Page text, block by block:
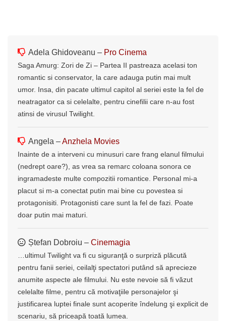
Adela Ghidoveanu – Pro Cinema
Saga Amurg: Zori de Zi – Partea II pastreaza acelasi ton
romantic si conservator, la care adauga putin mai mult
umor. Insa, din pacate ultimul capitol al seriei este la fel de
neatragator ca si celelalte, pentru cinefilii care n-au fost
atinsi de virusul Twilight.
Angela –Anzhela Movies
Inainte de a interveni cu minusuri care frang elanul filmului
(nedrept oare?), as vrea sa remarc coloana sonora ce
ingramadeste multe compozitii romantice. Personal mi-a
placut si m-a conectat putin mai bine cu povestea si
protagonisiti. Protagonisti care sunt la fel de fazi. Poate
doar putin mai maturi.
Ștefan Dobroiu – Cinemagia
…ultimul Twilight va fi cu siguranţă o surpriză plăcută
pentru fanii seriei, ceilalţi spectatori putând să aprecieze
anumite aspecte ale filmului. Nu este nevoie să fi văzut
celelalte filme, pentru că motivaţiile personajelor şi
justificarea luptei finale sunt acoperite îndelung şi explicit de
scenariu, să priceapă toată lumea.